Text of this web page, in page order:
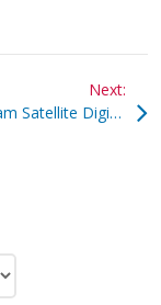
Next:
Vietnam Satellite Digital Television (K+)